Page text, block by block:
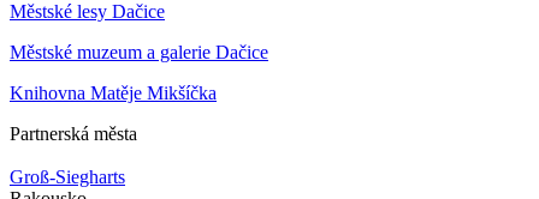
Městské lesy Dačice
Městské muzeum a galerie Dačice
Knihovna Matěje Mikšíčka
Partnerská města
Groß-Siegharts